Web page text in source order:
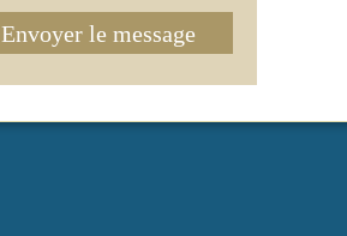
Envoyer le message